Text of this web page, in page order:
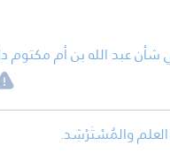
شأن عبد الله بن أم مكتوم
والمُسْتَرْشِد.